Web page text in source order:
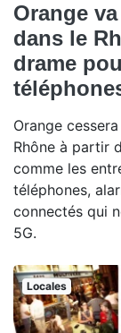
Orange
dans le
drame
Orange
Rhône à partir
comme les
téléphones,
connectés qui
5G.
Locales